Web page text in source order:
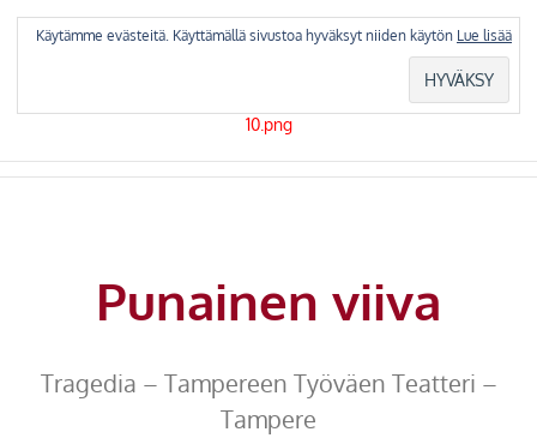
Punainen viiva
Tragedia – Tampereen Työväen Teatteri –
Tampere
Käytämme evästeitä. Käyttämällä sivustoa hyväksyt niiden käytön Lue lisää